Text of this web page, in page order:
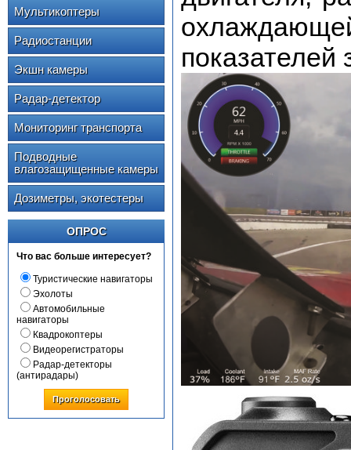
Мультикоптеры
Радиостанции
Экшн камеры
Радар-детектор
Мониторинг транспорта
Подводные
влагозащищенные камеры
Дозиметры, экотестеры
ОПРОС
Что вас больше интересует?
Туристические навигаторы
Эхолоты
Автомобильные
навигаторы
Квадрокоптеры
Видеорегистраторы
Радар-детекторы
(антирадары)
Проголосовать
показателей